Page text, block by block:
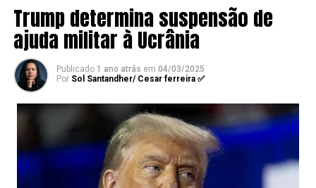
Trump determina suspensão de
ajuda militar à Ucrânia
Publicado 1 ano atrás em 04/03/2025
Por Sol Santandher/ Cesar ferreira ✅